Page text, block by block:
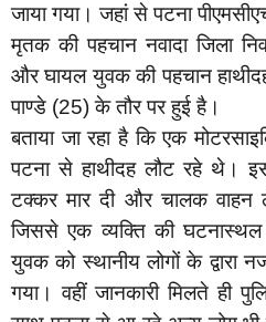
जाया गया। जहां से पटना
मृतक की पहचान नवादा जिला
और घायल युवक की पहचान हाथीदह
पाण्डे (25) के तौर पर हुई है।
बताया जा रहा है कि एक
पटना से हाथीदह लौट रहे थे।
टक्कर मार दी और चालक वाहन
जिससे एक व्यक्ति की
युवक को स्थानीय लोगों के द्वारा
गया। वहीं जानकारी मिलते ही